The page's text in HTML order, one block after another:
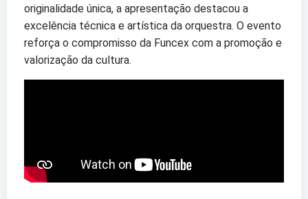
originalidade única, a apresentação destacou a
excelência técnica e artística da orquestra. O evento
reforça o compromisso da Funcex com a promoção e
valorização da cultura.